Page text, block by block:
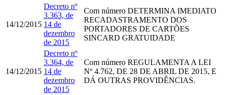
14/12/2015
Decreto nº
3.363, de
14 de
dezembro
de 2015
Com número DETERMINA IMEDIATO
RECADASTRAMENTO DOS
PORTADORES DE CARTÕES
SINCARD GRATUIDADE
14/12/2015
Decreto nº
3.364, de
14 de
dezembro
de 2015
Com número REGULAMENTA A LEI
Nº 4.762, DE 28 DE ABRIL DE 2015, E
DÁ OUTRAS PROVIDÊNCIAS.